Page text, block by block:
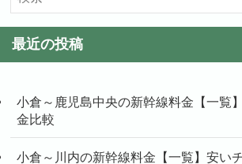
最近の投稿
小倉～鹿児島中央の新幹線料金【一覧
金比較
小倉～川内の新幹線料金【一覧】安い